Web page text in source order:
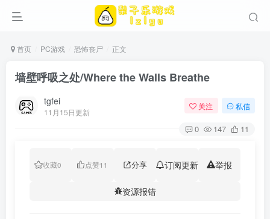
首页 PC游戏 恐怖丧尸 正文
墙壁呼吸之处/Where the Walls Breathe
tgfei
11月15日更新
关注 私信
0 147 11
收藏0 点赞11 分享 订阅更新 举报
资源报错